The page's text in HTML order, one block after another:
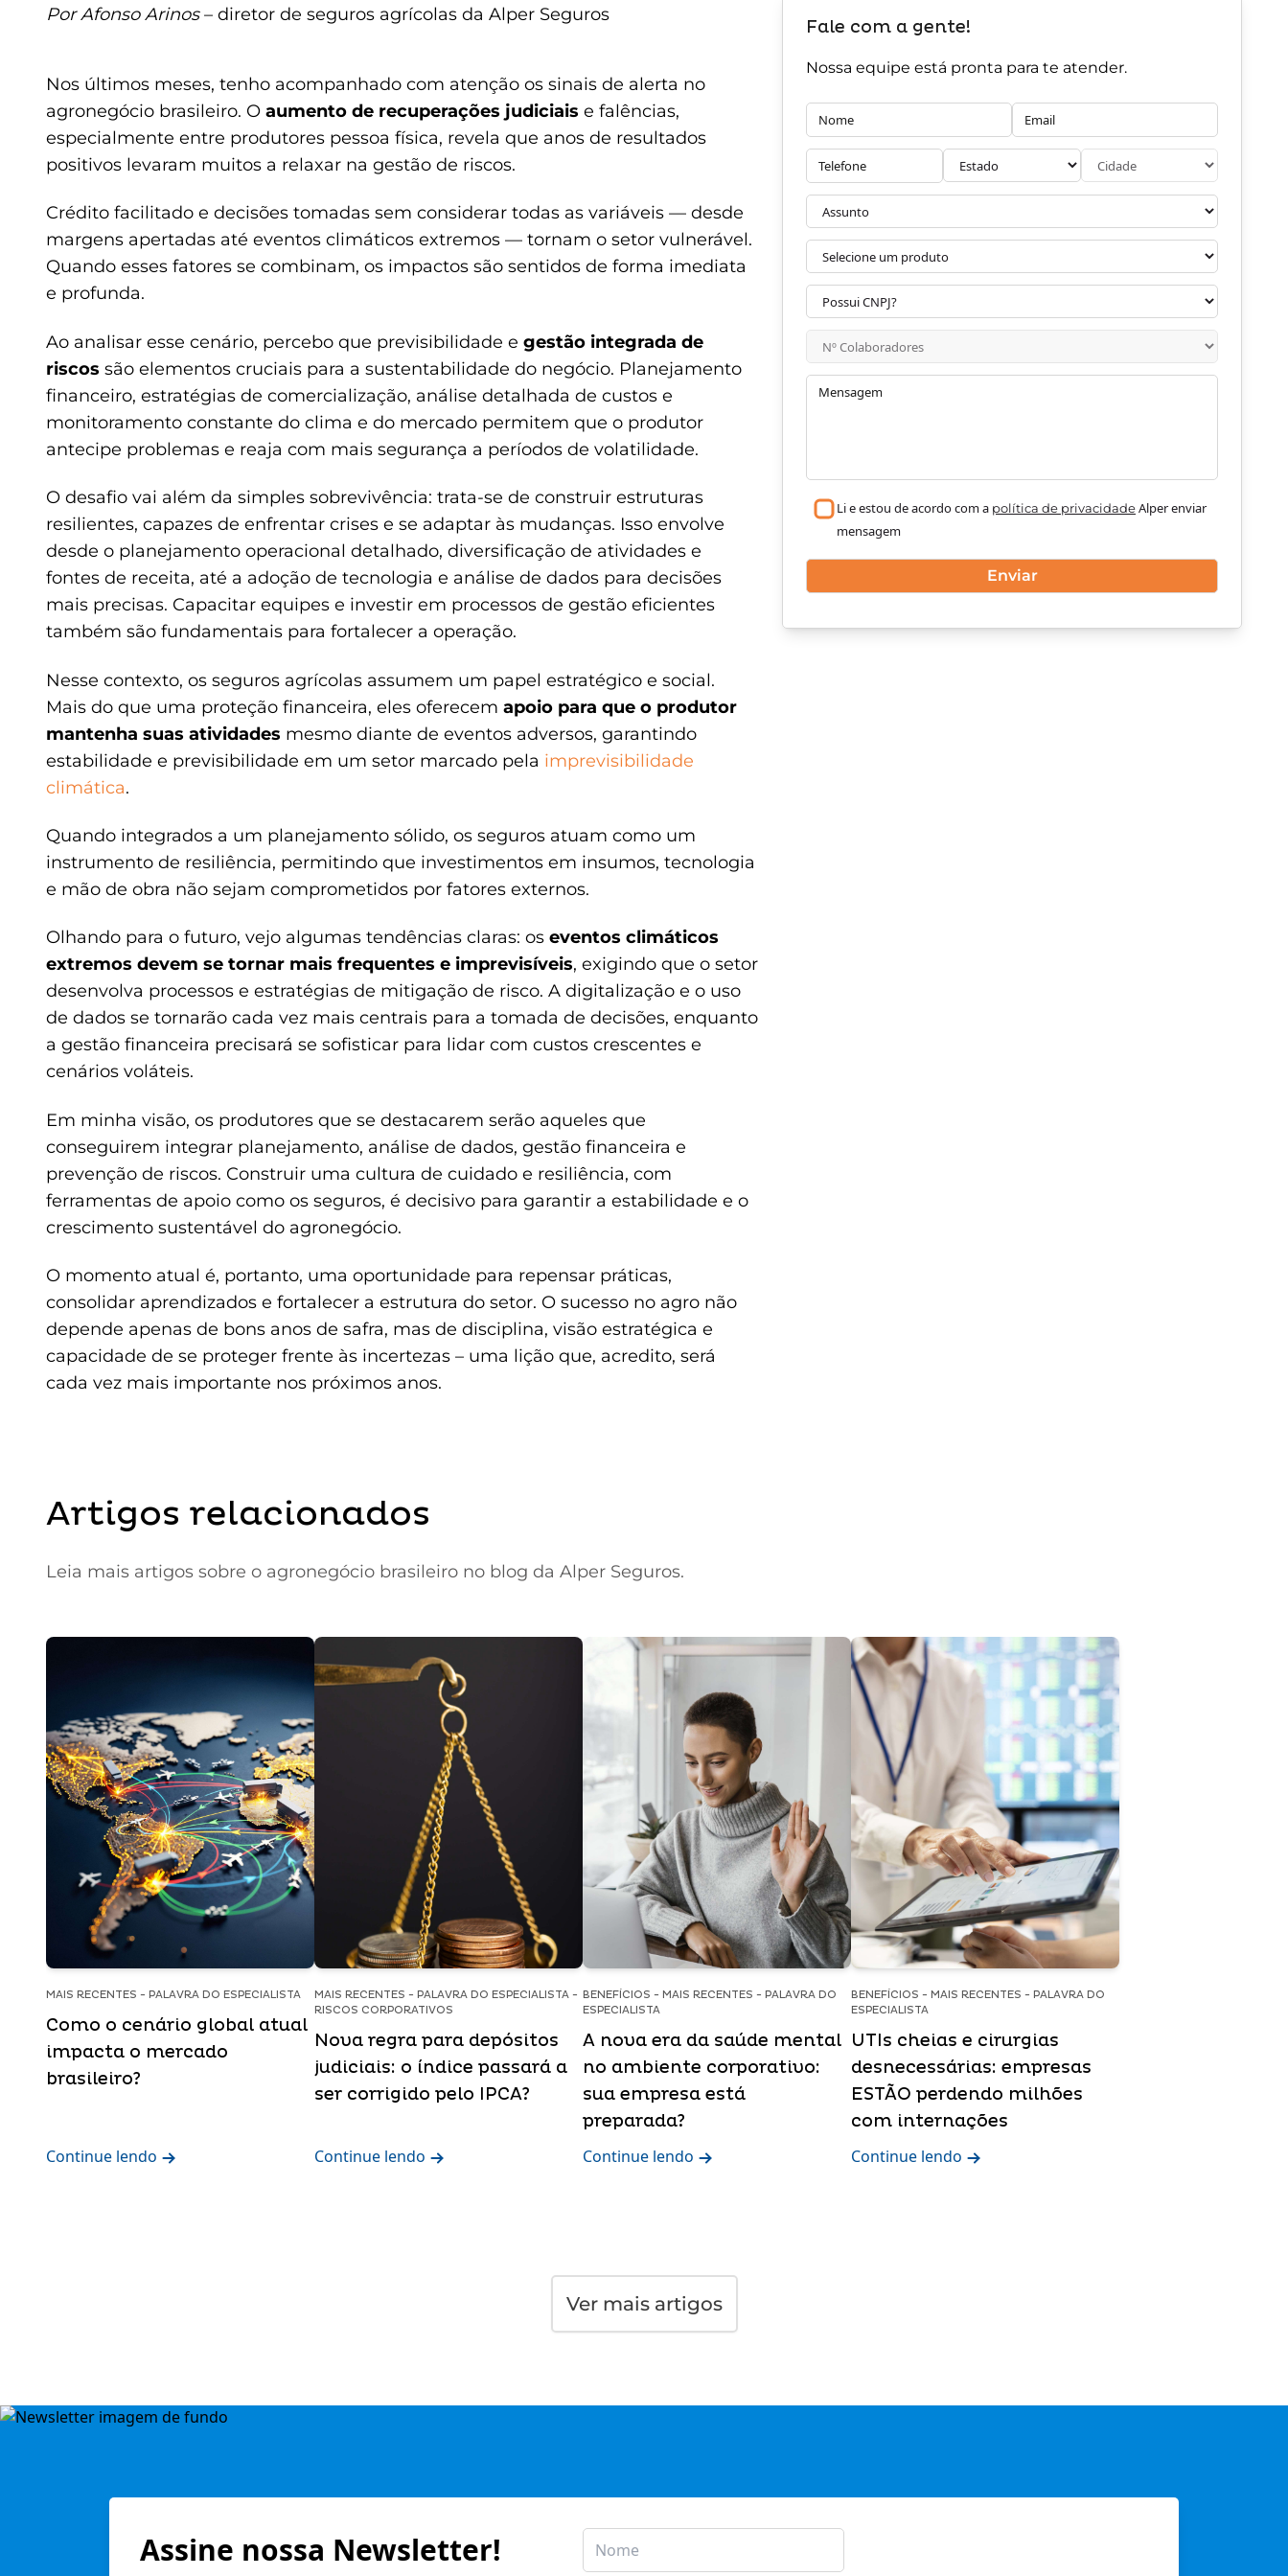
Por Afonso Arinos– diretor de seguros agrícolas da Alper Seguros
Nos últimos meses, tenho acompanhado com atenção os sinais de alerta no
agronegócio brasileiro. O aumento de recuperações judiciais e falências,
especialmente entre produtores pessoa física, revela que anos de resultados
positivos levaram muitos a relaxar na gestão de riscos.
Crédito facilitado e decisões tomadas sem considerar todas as variáveis — desde
margens apertadas até eventos climáticos extremos — tornam o setor vulnerável.
Quando esses fatores se combinam, os impactos são sentidos de forma imediata
e profunda.
Ao analisar esse cenário, percebo que previsibilidade e gestão integrada de
riscos são elementos cruciais para a sustentabilidade do negócio. Planejamento
financeiro, estratégias de comercialização, análise detalhada de custos e
monitoramento constante do clima e do mercado permitem que o produtor
antecipe problemas e reaja com mais segurança a períodos de volatilidade.
O desafio vai além da simples sobrevivência: trata-se de construir estruturas
resilientes, capazes de enfrentar crises e se adaptar às mudanças. Isso envolve
desde o planejamento operacional detalhado, diversificação de atividades e
fontes de receita, até a adoção de tecnologia e análise de dados para decisões
mais precisas. Capacitar equipes e investir em processos de gestão eficientes
também são fundamentais para fortalecer a operação.
Nesse contexto, os seguros agrícolas assumem um papel estratégico e social.
Mais do que uma proteção financeira, eles oferecem apoio para que o produtor
mantenha suas atividades mesmo diante de eventos adversos, garantindo
estabilidade e previsibilidade em um setor marcado pela imprevisibilidade
climática.
Quando integrados a um planejamento sólido, os seguros atuam como um
instrumento de resiliência, permitindo que investimentos em insumos, tecnologia
e mão de obra não sejam comprometidos por fatores externos.
Olhando para o futuro, vejo algumas tendências claras: os eventos climáticos
extremos devem se tornar mais frequentes e imprevisíveis, exigindo que o setor
desenvolva processos e estratégias de mitigação de risco. A digitalização e o uso
de dados se tornarão cada vez mais centrais para a tomada de decisões, enquanto
a gestão financeira precisará se sofisticar para lidar com custos crescentes e
cenários voláteis.
Em minha visão, os produtores que se destacarem serão aqueles que
conseguirem integrar planejamento, análise de dados, gestão financeira e
prevenção de riscos. Construir uma cultura de cuidado e resiliência, com
ferramentas de apoio como os seguros, é decisivo para garantir a estabilidade e o
crescimento sustentável do agronegócio.
O momento atual é, portanto, uma oportunidade para repensar práticas,
consolidar aprendizados e fortalecer a estrutura do setor. O sucesso no agro não
depende apenas de bons anos de safra, mas de disciplina, visão estratégica e
capacidade de se proteger frente às incertezas – uma lição que, acredito, será
cada vez mais importante nos próximos anos.
Fale com a gente!
Nossa equipe está pronta para te atender.
Li e estou de acordo com a política de privacidadeAlper enviar
mensagem
Artigos relacionados
Leia mais artigos sobre o agronegócio brasileiro no blog da Alper Seguros.
MAIS RECENTES - PALAVRA DO ESPECIALISTA
Como o cenário global atual
impacta o mercado
brasileiro?
Continue lendo
MAIS RECENTES - PALAVRA DO ESPECIALISTA -
RISCOS CORPORATIVOS
Nova regra para depósitos
judiciais: o índice passará a
ser corrigido pelo IPCA?
Continue lendo
BENEFÍCIOS - MAIS RECENTES - PALAVRA DO
ESPECIALISTA
A nova era da saúde mental
no ambiente corporativo:
sua empresa está
preparada?
Continue lendo
BENEFÍCIOS - MAIS RECENTES - PALAVRA DO
ESPECIALISTA
UTIs cheias e cirurgias
desnecessárias: empresas
ESTÃO perdendo milhões
com internações
Continue lendo
Ver mais artigos
Assine nossa Newsletter!